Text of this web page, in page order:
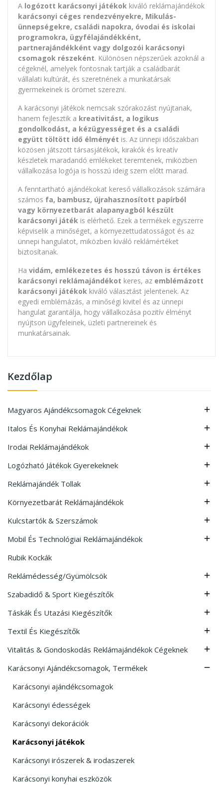
Kezdőlap
Magyaros Ajándékcsomagok Cégeknek 
Italos És Konyhai Reklámajándékok 
Irodai Reklámajándékok 
Logózható Játékok Gyerekeknek 
Reklámajándék Tollak 
Környezetbarát Reklámajándékok 
Kulcstartók & Szerszámok 
Mobil És Technológiai Reklámajándékok 
Rubik Kockák
Reklámédesség/Gyümölcsök

Szabadidő & Sport Kiegészítők 
Táskák És Utazási Kiegészítők 
Textil És Kiegészítők 
Vitalitás & Gondoskodás Reklámajándékok Cégeknek 
Karácsonyi Ajándékcsomagok, Termékek 
Karácsonyi ajándékcsomagok
Karácsonyi édességek
Karácsonyi dekorációk
Karácsonyi játékok
Karácsonyi irószerek & irodaszerek
Karácsonyi konyhai eszközök
A logózott karácsonyi játékok kiváló reklámajándékok
karácsonyi céges rendezvényekre, Mikulás-
ünnepségekre, családi napokra, óvodai és iskolai
programokra, ügyfélajándékként,
partnerajándékként vagy dolgozói karácsonyi
csomagok részeként. Különösen népszerűek azoknál a
cégeknél, amelyek fontosnak tartják a családbarát
vállalati kultúrát, és szeretnének a munkatársak
gyermekeinek is örömet szerezni.
A karácsonyi játékok nemcsak szórakozást nyújtanak,
hanem fejlesztik a kreativitást, a logikus
gondolkodást, a kézügyességet és a családi
együtt töltött idő élményét is. Az ünnepi időszakban
közösen játszott társasjátékok, kirakók és kreatív
készletek maradandó emlékeket teremtenek, miközben
vállalkozása logója is hosszú ideig szem előtt marad.
A fenntartható ajándékokat kereső vállalkozások számára
számos fa, bambusz, újrahasznosított papírból
vagy környezetbarát alapanyagból készült
karácsonyi játék is elérhető. Ezek a termékek egyszerre
képviselik a minőséget, a környezettudatosságot és az
ünnepi hangulatot, miközben kiváló reklámértéket
biztosítanak.
Ha vidám, emlékezetes és hosszú távon is értékes
karácsonyi reklámajándékot keres, az emblémázott
karácsonyi játékok kiváló választást jelentenek. Az
egyedi emblémázás, a minőségi kivitel és az ünnepi
hangulat garantálja, hogy vállalkozása pozitív élményt
nyújtson ügyfeleinek, üzleti partnereinek és
munkatársainak.